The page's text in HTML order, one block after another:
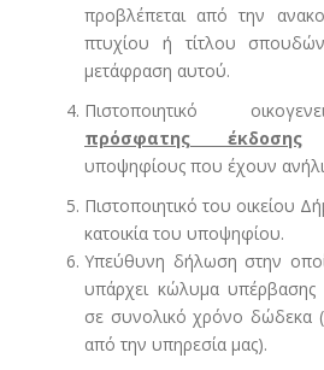
προβλέπεται από την
πτυχίου ή τίτλου
μετάφραση αυτού.
Πιστοποιητικό
πρόσφατης έκδοσης
υποψηφίους που έχουν
Πιστοποιητικό του οικείου
κατοικία του υποψηφίου.
Υπεύθυνη δήλωση στην
υπάρχει κώλυμα υπέρβασης
σε συνολικό χρόνο δώδεκα
από την υπηρεσία μας).